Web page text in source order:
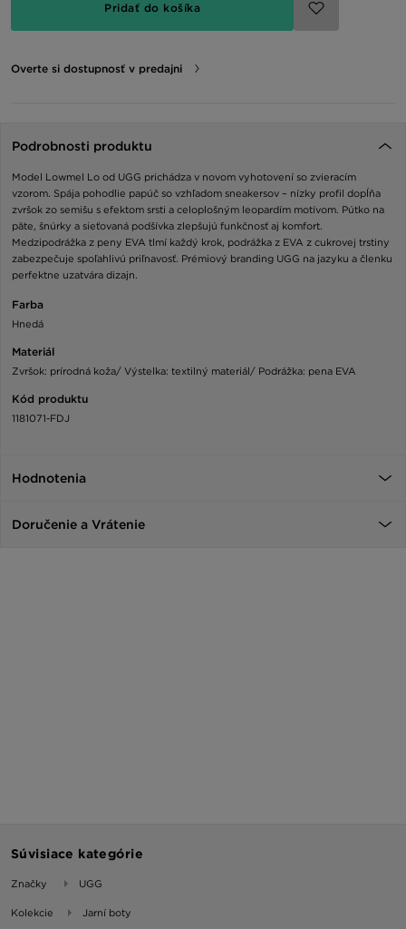
Pridať do košíka
Overte si dostupnosť v predajni
Podrobnosti produktu
Model Lowmel Lo od UGG prichádza v novom vyhotovení so zvieracím
vzorom. Spája pohodlie papúč so vzhľadom sneakersov – nízky profil dopĺňa
zvršok zo semišu s efektom srsti a celoplošným leopardím motívom. Pútko na
päte, šnúrky a sieťovaná podšívka zlepšujú funkčnosť aj komfort.
Medzipodrážka z peny EVA tlmí každý krok, podrážka z EVA z cukrovej trstiny
zabezpečuje spoľahlivú priľnavosť. Prémiový branding UGG na jazyku a členku
perfektne uzatvára dizajn.
Farba
Hnedá
Materiál
Zvršok: prírodná koža/ Výstelka: textilný materiál/ Podrážka: pena EVA
Kód produktu
1181071-FDJ
Hodnotenia
Doručenie a Vrátenie
Súvisiace kategórie
Značky UGG
Kolekcie Jarní boty